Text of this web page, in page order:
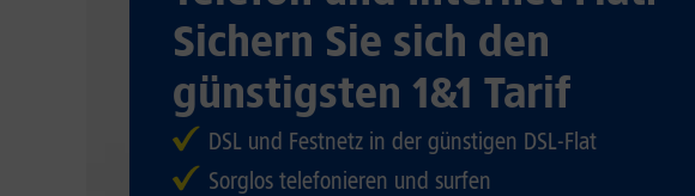
Sichern Sie sich den
günstigsten 1&1 Tarif
DSL und Festnetz in der günstigen DSL-Flat
Sorglos telefonieren und surfen